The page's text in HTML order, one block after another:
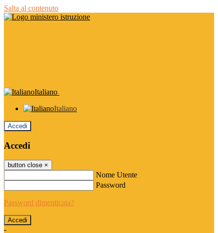
Salta al contenuto
Italiano
Italiano
Accedi
Accedi
button close ×
Nome Utente
Password
Password dimenticata?
-